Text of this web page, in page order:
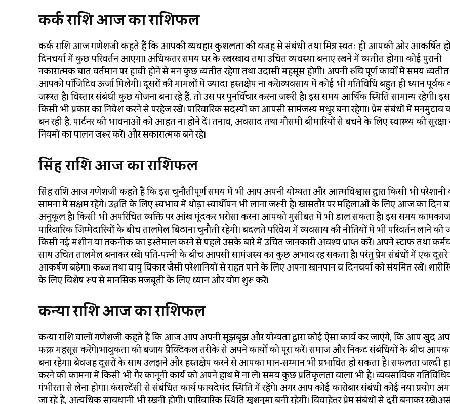
कर्क राशि आज का राशिफल
कर्क राशि आज गणेशजी कहते हैं कि आपकी व्यवहार कुशलता की वजह से संबंधी तथा मित्र स्वतः ही आपकी ओर आकर्षित
दिनचर्या में कुछ परिवर्तन आएगा। अधिकतर समय घर के रखरखाव तथा उचित व्यवस्था बनाए रखने में व्यतीत होगा। कोई पुरानी
नकारात्मक बात वर्तमान पर हावी होने से मन कुछ व्यतीत रहेगा तथा उदासी महसूस होगी। अपनी रुचि पूर्ण कार्यों में समय
आपको पॉजिटिव ऊर्जा मिलेगी। दूसरों की मामलों में ज्यादा हस्तक्षेप ना करें।व्यवसाय में कोई भी गतिविधि बहुत ही ध्यान
जरूरत है। विस्तार संबंधी कुछ योजना बना रहे हैं, तो उस पर पुनर्विचार करना जरूरी है। इस समय आर्थिक स्थिति सामान्य रहेगी।
किसी भी प्रकार का निवेश करने से परहेज रखें। पारिवारिक सदस्यों का आपसी सामंजस्य मधुर बना रहेगा। प्रेम संबंधों में मनमुटाव
बन रही है, पार्टनर की भावनाओं को आहत ना होने दें। तनाव, अवसाद तथा मौसमी बीमारियों से बचने के लिए स्वास्थ्य की
नियमों का पालन जरूर करें। और सकारात्मक बने रहे।
सिंह राशि आज का राशिफल
सिंह राशि आज गणेशजी कहते हैं कि इस चुनौतीपूर्ण समय में भी आप अपनी योग्यता और आत्मविश्वास द्वारा किसी भी परेशानी
सामना मैं सक्षम रहेंगे। उन्नति के लिए स्वभाव में थोड़ा स्वार्थीपन भी लाना जरूरी है। खासतौर पर महिलाओं के लिए आज का दिन
अनुकूल है। किसी भी अपरिचित व्यक्ति पर आंख मूंदकर भरोसा करना आपको मुसीबत में भी डाल सकता है। इस समय
पारिवारिक जिम्मेदारियों के बीच तालमेल बिठाना चुनौती रहेगी। बदलते परिवेश में व्यवसाय की नीतियों में भी परिवर्तन लाने की
किसी नई मशीन या तकनीक का इस्तेमाल करने से पहले उसके बारे में उचित जानकारी अवश्य प्राप्त करें। अपने स्टाफ तथा
साथ उचित तालमेल बनाकर रखें। पति-पत्नी के बीच आपसी सामंजस्य का कुछ अभाव रह सकता है। परंतु प्रेम संबंधों में एक दूसरे
आकर्षण बढ़ेगा। कब्ज तथा वायु विकार जैसी परेशानियों से राहत पाने के लिए अपना खानपान व दिनचर्या को संयमित रखें।
के लिए विशेष रूप से मानसिक मजबूती के लिए ध्यान और योग शुरू करें।
कन्या राशि आज का राशिफल
कन्या राशि वालों गणेशजी कहते हैं कि आज आप अपनी सूझबूझ और योग्यता द्वारा कोई ऐसा कार्य कर जाएंगे, कि आप खुद
फक्र महसूस करेंगे।भावुकता की बजाय प्रैक्टिकल तरीके से अपने कार्यों को पूरा करें। समाज और निकट संबंधियों के बीच
बना रहेगा। बेवजह दूसरों के साथ उलझने और हस्तक्षेप करने से आपका मान-सम्मान भी प्रभावित हो सकता है। सफलता जल्दी
करने की कामना में किसी भी गैर कानूनी कार्य को अपने हाथ में ना लें। समय कुछ प्रतिकूलता वाला भी है। व्यवसायिक
गंभीरता से लेना होगा। कंसल्टेंसी से संबंधित कार्य फायदेमंद स्थिति में रहेंगे। अगर आप कोई कारोबार संबंधी कोई नया प्रयोग